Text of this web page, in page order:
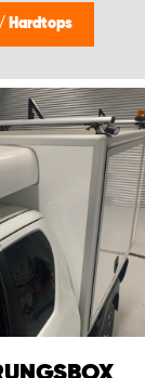
/ Hardtops